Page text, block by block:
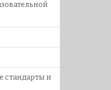
стандарты и